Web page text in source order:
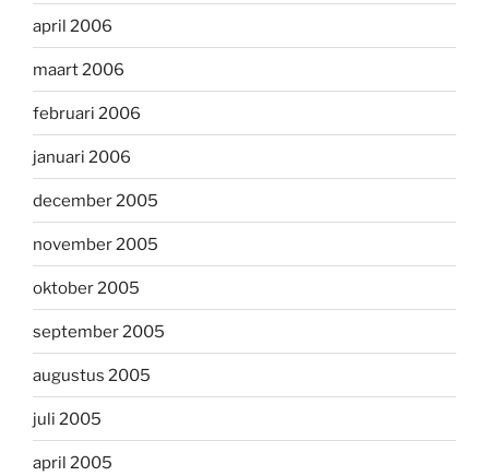
april 2006
maart 2006
februari 2006
januari 2006
december 2005
november 2005
oktober 2005
september 2005
augustus 2005
juli 2005
april 2005